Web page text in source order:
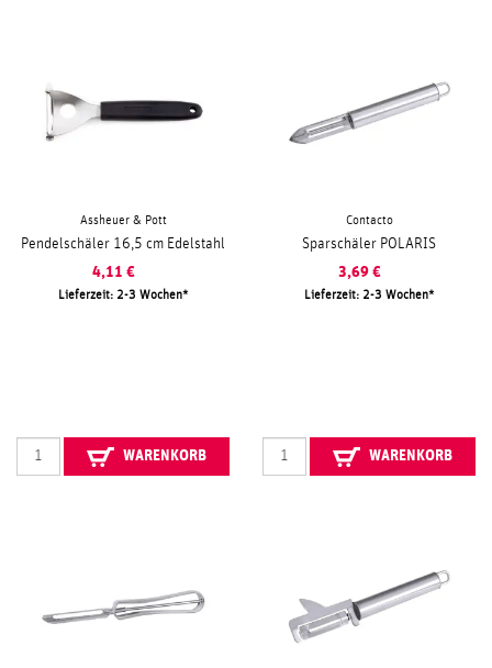
Assheuer & Pott
Pendelschäler 16,5 cm Edelstahl
4,11 €
Lieferzeit: 2-3 Wochen
WARENKORB
Contacto
Sparschäler POLARIS
3,69 €
Lieferzeit: 2-3 Wochen
WARENKORB